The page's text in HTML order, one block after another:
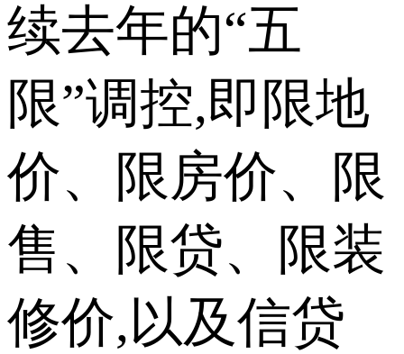
续去年的“五
限”调控,即限地
价、限房价、限
售、限贷、限装
修价,以及信贷